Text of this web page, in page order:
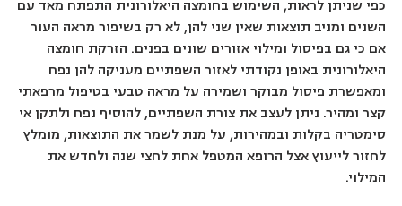
כפי שניתן לראות, השימוש בחומצה היאלורונית התפתח מאד עם
השנים ומניב תוצאות שאין שני להן, לא רק בשיפור מראה העור
אם כי גם בפיסול ומילוי אזורים שונים בפנים. הזרקת חומצה
היאלורונית באופן נקודתי לאזור השפתיים מעניקה להן נפח
ומאפשרת פיסול מבוקר ושמירה על מראה טבעי בטיפול מרפאתי
קצר ומהיר. ניתן לעצב את צורת השפתיים, להוסיף נפח ולתקן אי
סימטריה בקלות ובמהירות, על מנת לשמר את התוצאות, מומלץ
לחזור לייעוץ אצל הרופא המטפל אחת לחצי שנה ולחדש את
המילוי.